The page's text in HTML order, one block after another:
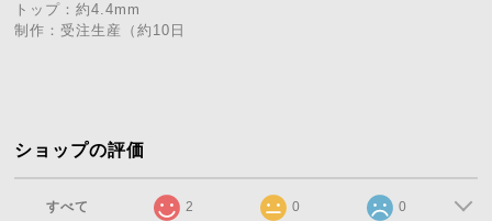
トップ：約4.4mm
制作：受注生産（約10日
ショップの評価
すべて 2 0 0